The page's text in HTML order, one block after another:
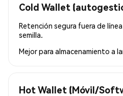
Cold Wallet
Retención segura fuera de
semilla.
Mejor para almacenamiento a
Hot Wallet (Móvil/